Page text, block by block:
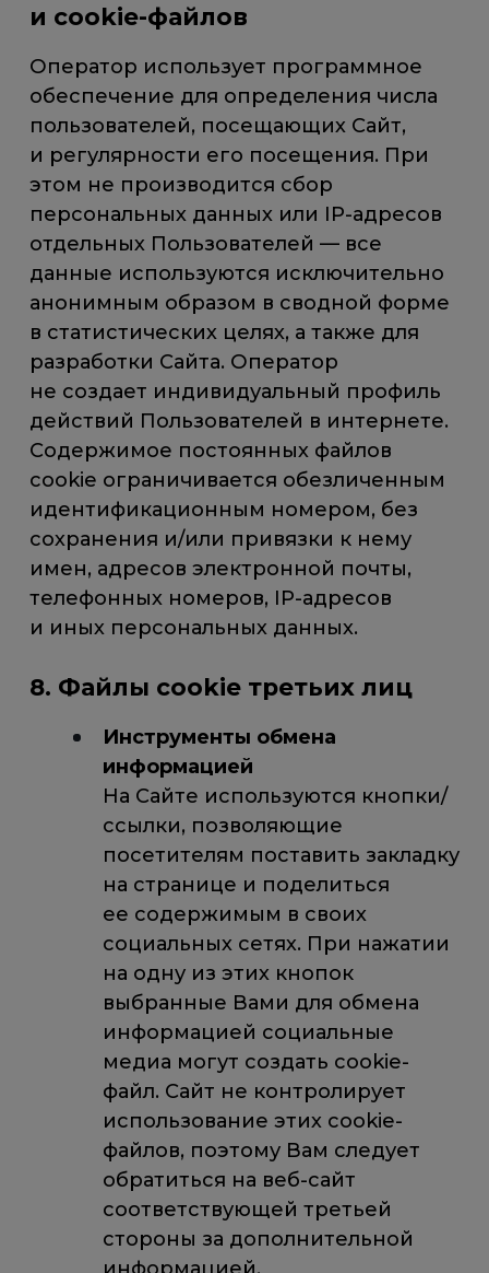
и cookie-файлов
Оператор использует программное
обеспечение для определения числа
пользователей, посещающих Сайт,
и регулярности его посещения. При
этом не производится сбор
персональных данных или IP-адресов
отдельных Пользователей — все
данные используются исключительно
анонимным образом в сводной форме
в статистических целях, а также для
разработки Сайта. Оператор
не создает индивидуальный профиль
действий Пользователей в интернете.
Содержимое постоянных файлов
cookie ограничивается обезличенным
идентификационным номером, без
сохранения и/или привязки к нему
имен, адресов электронной почты,
телефонных номеров, IP-адресов
и иных персональных данных.
8. Файлы cookie третьих лиц
Инструменты обмена
информацией
На Сайте используются кнопки/
ссылки, позволяющие
посетителям поставить закладку
на странице и поделиться
ее содержимым в своих
социальных сетях. При нажатии
на одну из этих кнопок
выбранные Вами для обмена
информацией социальные
медиа могут создать cookie-
файл. Сайт не контролирует
использование этих cookie-
файлов, поэтому Вам следует
обратиться на веб-сайт
соответствующей третьей
стороны за дополнительной